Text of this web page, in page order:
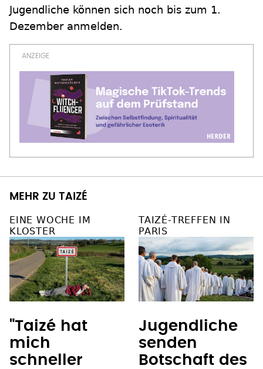
Jugendliche können sich noch bis zum 1.
Dezember anmelden.
MEHR ZU TAIZÉ
EINE WOCHE IM
KLOSTER
"Taizé hat
mich
schneller
TAIZÉ-TREFFEN IN
PARIS
Jugendliche
senden
Botschaft des